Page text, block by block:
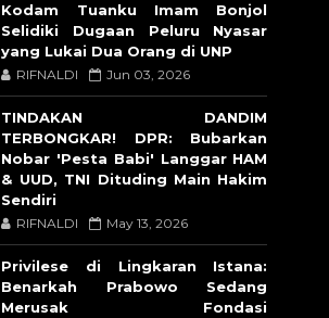
Kodam Tuanku Imam Bonjol
Selidiki Dugaan Peluru Nyasar
yang Lukai Dua Orang di UNP
RIFNALDI Jun 03, 2026
TINDAKAN DANDIM
TERBONGKAR! DPR: Bubarkan
Nobar 'Pesta Babi' Langgar HAM
& UUD, TNI Dituding Main Hakim
Sendiri
RIFNALDI May 13, 2026
Privilese di Lingkaran Istana:
Benarkah Prabowo Sedang
Merusak Fondasi